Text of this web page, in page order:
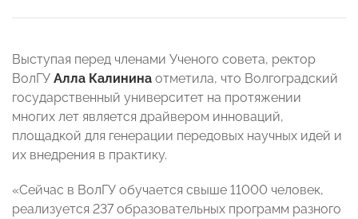
Выступая перед членами Ученого совета, ректор
ВолГУ Алла Калинина отметила, что Волгоградский
государственный университет на протяжении
многих лет является драйвером инноваций,
площадкой для генерации передовых научных идей и
их внедрения в практику.
«Сейчас в ВолГУ обучается свыше 11000 человек,
реализуется 237 образовательных программ разного